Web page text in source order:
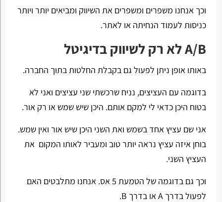
וכך אנחנו משפרים ומשפרים את השיווק ומביאים יותר ויותר
כניסות לעמוד הנחיתה או לאתר.
A/B לא רק לשיווק בדיגיטל
באותו אופן ניתן לפעול גם בקבלת החלטות בתוך החברה.
בדוגמה עם העציצים, נניח שרכשתי שני עציצים ואני לא
בטוח היכן כדאי לי למקם אותם. היכן שיש שמש או רק אור.
אני שם עציץ אחד בשמש ואת השני היכן שיש אור ואין שמש.
בוחן איזה עציץ נראה יותר טוב ומעביר לאותו המקום את
העציץ השני.
וכך גם בדוגמה של הטמעת 5 אס. אנחנו מתלבטים האם
לפעול בדרך A או בדרך B.